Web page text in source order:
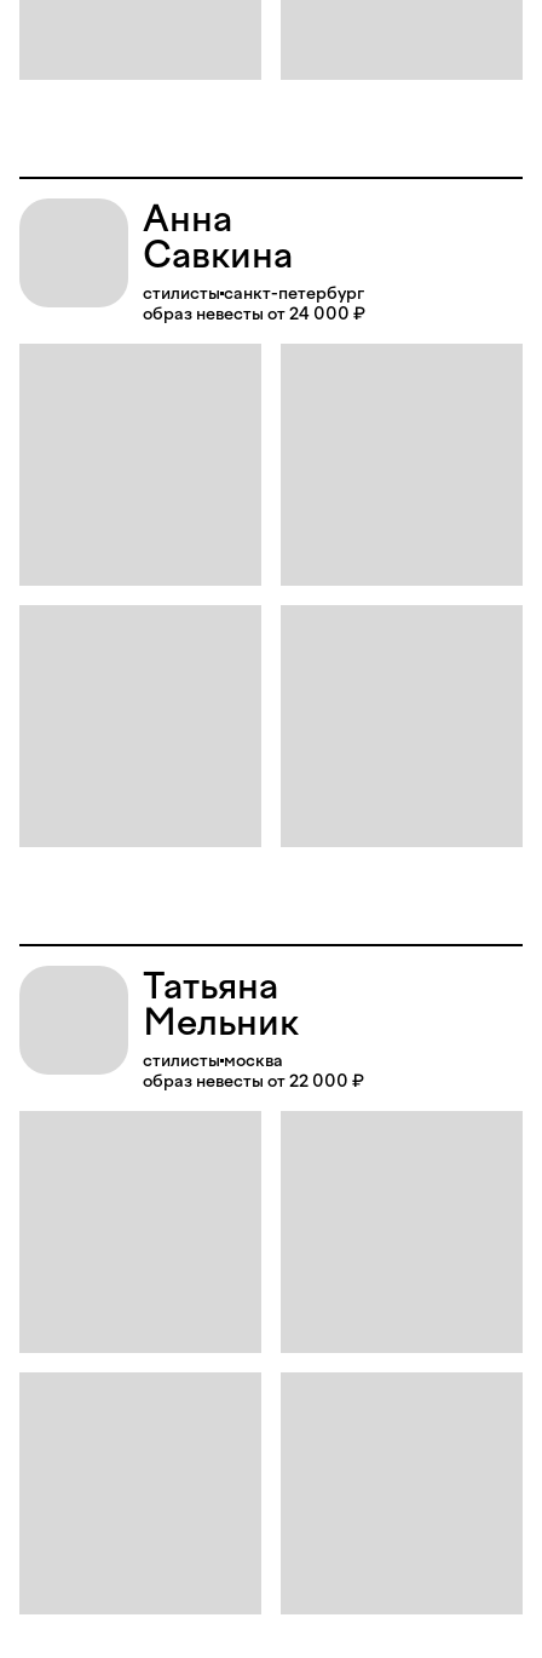
Анна
Савкина
стилисты санкт-петербург
образ невесты от 24 000 ₽
Татьяна
Мельник
стилисты москва
образ невесты от 22 000 ₽